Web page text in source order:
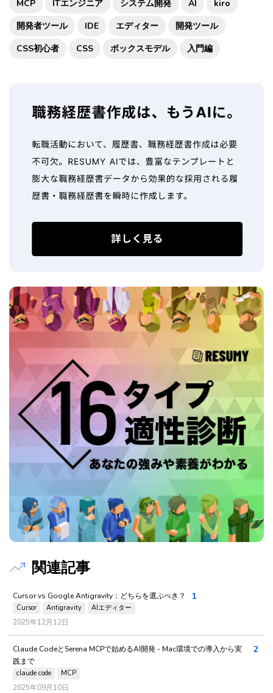
MCP ITエンジニア システム開発 AI
kiro
開発者ツール
IDE エディター
開発ツール
CSS初心者
CSS ボックスモデル 入門編
関連記事
Cursor vs Google Antigravity：どちらを選ぶべき？
Cursor Antigravity AIエディター
2025年12月12日
1
Claude CodeとSerena MCPで始めるAI開発 - Mac環境での導入から実
践まで
claude code MCP
2025年09月10日
2